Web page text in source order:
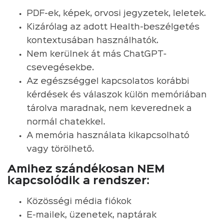
PDF-ek, képek, orvosi jegyzetek, leletek.
Kizárólag az adott Health-beszélgetés
kontextusában használhatók.
Nem kerülnek át más ChatGPT-
csevegésekbe.
Az egészséggel kapcsolatos korábbi
kérdések és válaszok külön memóriában
tárolva maradnak, nem keverednek a
normál chatekkel.
A memória használata kikapcsolható
vagy törölhető.
Amihez szándékosan NEM
kapcsolódik a rendszer:
Közösségi média fiókok
E-mailek, üzenetek, naptárak